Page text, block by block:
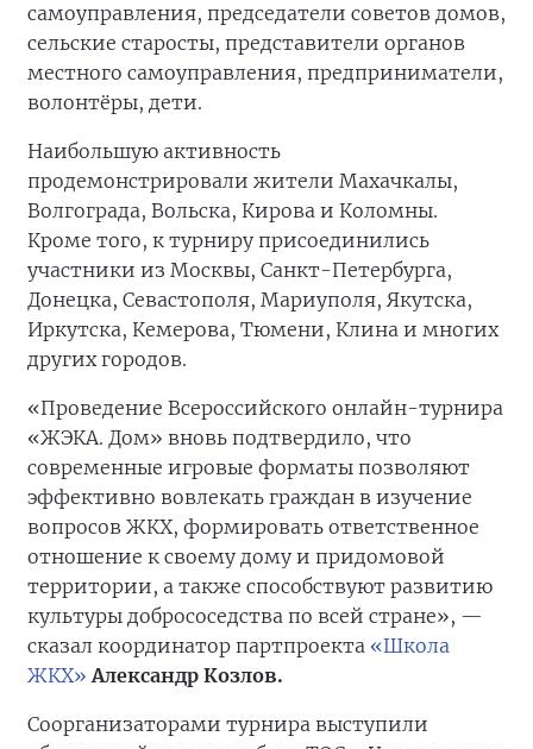
самоуправления, председатели советов домов,
сельские старосты, представители органов
местного самоуправления, предприниматели,
волонтёры, дети.
Наибольшую активность
продемонстрировали жители Махачкалы,
Волгограда, Вольска, Кирова и Коломны.
Кроме того, к турниру присоединились
участники из Москвы, Санкт-Петербурга,
Донецка, Севастополя, Мариуполя, Якутска,
Иркутска, Кемерова, Тюмени, Клина и многих
других городов.
«Проведение Всероссийского онлайн-турнира
«ЖЭКА. Дом» вновь подтвердило, что
современные игровые форматы позволяют
эффективно вовлекать граждан в изучение
вопросов ЖКХ, формировать ответственное
отношение к своему дому и придомовой
территории, а также способствуют развитию
культуры добрососедства по всей стране», —
сказал координатор партпроекта «Школа
ЖКХ» Александр Козлов.
Соорганизаторами турнира выступили